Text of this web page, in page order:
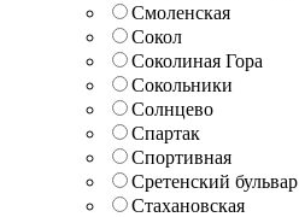
Смоленская
Сокол
Соколиная Гора
Сокольники
Солнцево
Спартак
Спортивная
Сретенский бульвар
Стахановская